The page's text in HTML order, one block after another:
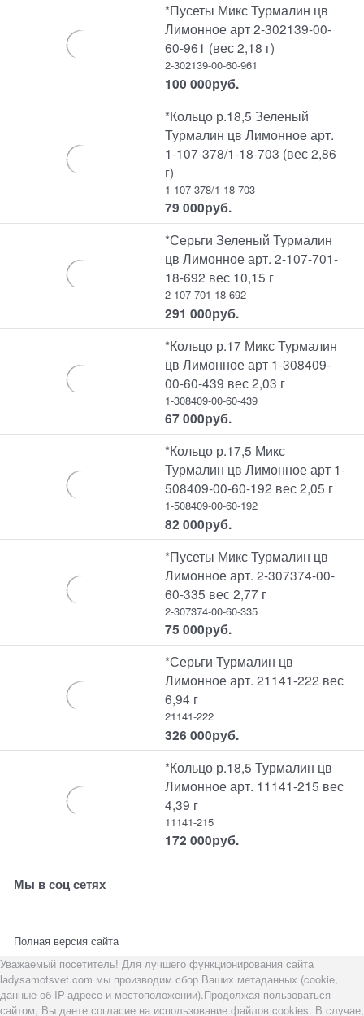
*Пусеты Микс Турмалин цв
Лимонное арт 2-302139-00-
60-961 (вес 2,18 г)
2-302139-00-60-961
100 000руб.
*Кольцо р.18,5 Зеленый
Турмалин цв Лимонное арт.
1-107-378/1-18-703 (вес 2,86
г)
1-107-378/1-18-703
79 000руб.
*Серьги Зеленый Турмалин
цв Лимонное арт. 2-107-701-
18-692 вес 10,15 г
2-107-701-18-692
291 000руб.
*Кольцо р.17 Микс Турмалин
цв Лимонное арт 1-308409-
00-60-439 вес 2,03 г
1-308409-00-60-439
67 000руб.
*Кольцо р.17,5 Микс
Турмалин цв Лимонное арт 1-
508409-00-60-192 вес 2,05 г
1-508409-00-60-192
82 000руб.
*Пусеты Микс Турмалин цв
Лимонное арт. 2-307374-00-
60-335 вес 2,77 г
2-307374-00-60-335
75 000руб.
*Серьги Турмалин цв
Лимонное арт. 21141-222 вес
6,94 г
21141-222
326 000руб.
*Кольцо р.18,5 Турмалин цв
Лимонное арт. 11141-215 вес
4,39 г
11141-215
172 000руб.
Мы в соц сетях
Полная версия сайта
Уважаемый посетитель! Для лучшего функционирования сайта
ladysamotsvet.com мы производим сбор Ваших метаданных (cookie,
данные об IP-адресе и местоположении).Продолжая пользоваться
сайтом, Вы даете согласие на использование файлов cookies. В случае,